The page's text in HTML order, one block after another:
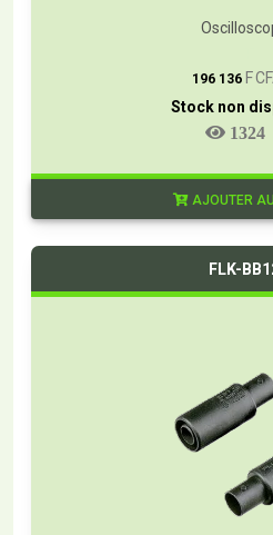
196 136 F
Stock non
1324
AJOUTER
FLK-